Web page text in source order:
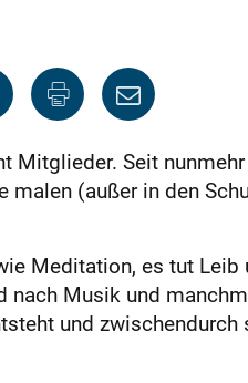
Mitglieder. Seit
(außer in den
Meditation, es tut
Musik und
und zwischendurch